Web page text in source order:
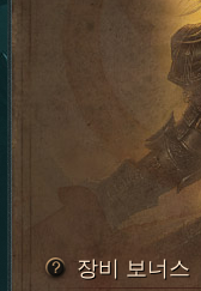
장비 보너스